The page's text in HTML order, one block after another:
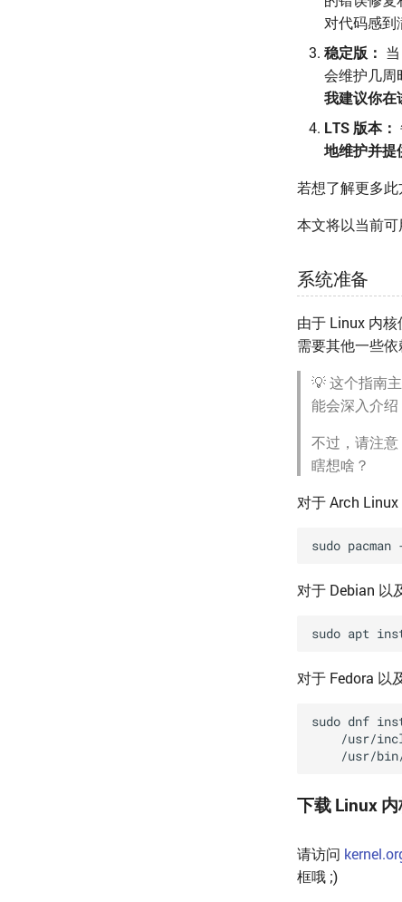
对代码感到
稳定版：
会维护几周
我建议你在
LTS 版本：
地维护并提
若想了解更多
本文将以当前
系统准备
由于 Linux 内
需要其他一些依
💡 这个指南
能会深入介
不过，请注
瞎想啥？
对于 Arch Linux
对于 Debian 以
对于 Fedora 以
下载 Linux
请访问
框哦 ;)